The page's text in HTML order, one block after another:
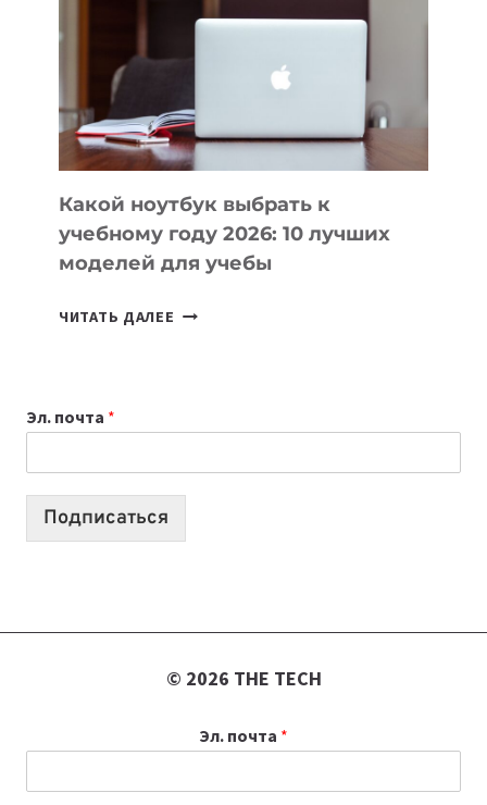
ПОМОГАЮТ
СОЗДАВАТЬ
БЕЗ
СЛОЖНОГО
КОДА
Какой ноутбук выбрать к
учебному году 2026: 10 лучших
моделей для учебы
ЧИТАТЬ ДАЛЕЕ КАКОЙ
2026:
10
Эл. почта *
Подписаться
© 2026 THE TECH
Эл. почта *